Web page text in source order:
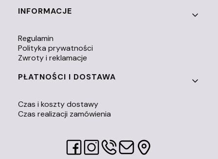
INFORMACJE
Regulamin
Polityka prywatności
Zwroty i reklamacje
PŁATNOŚCI I DOSTAWA
Czas i koszty dostawy
Czas realizacji zamówienia